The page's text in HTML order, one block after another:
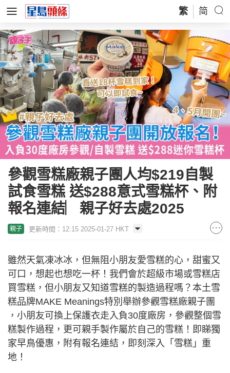
繁 简
參觀雪糕廠親子團人均$219自製
試食雪糕 送$288意式雪糕杯、附
報名連結︳親子好去處2025
親子 更新時間：12:15 2025-01-27 HKT
雖然天氣凍冰冰，但無阻小朋友愛雪糕的心，甜蜜又
可口，想起也想吃一杯！我們會於超級市場或雪糕店
買雪糕，但小朋友又知道雪糕的製造過程嗎？本土雪
糕品牌MAKE Meanings特別舉辦參觀雪糕廠親子團
，小朋友可換上保護衣走入負30度廠房，參觀整個雪
糕製作過程，更可親手製作屬於自己的雪糕！即睇獨
家早鳥優惠，附有報名連結，即刻深入「雪糕」重
地！